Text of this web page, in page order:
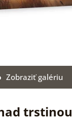
trstinou
Zobraziť galériu